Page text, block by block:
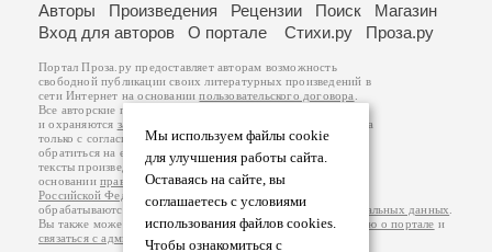
Мы используем файлы cookie
для улучшения работы сайта.
Оставаясь на сайте, вы
соглашаетесь с условиями
использования файлов cookies.
Чтобы ознакомиться с
Авторы Произведения Рецензии Поиск
Магазин
Вход для авторов
О портале Стихи.ру Проза.ру
Портал Проза.ру предоставляет авторам возможность
свободной публикации своих литературных произведений в
сети Интернет на основаниипользовательского договора
Все авторские права на произведения принадлежат авторам
и охраняются законом
. Перепечатка произведений возможна
только с согласия его автора, к которому вы можете
обратиться на его авторской странице. Ответственность за
тексты произведений авторы несут самостоятельно на
основанииправил публикацииизаконодательства
Российской Федерации
обрабатываются на основанииПолитики обработки персональных данных
Вы также можете посмотреть более подробнуюинформацию о портале и
связаться с администрацией